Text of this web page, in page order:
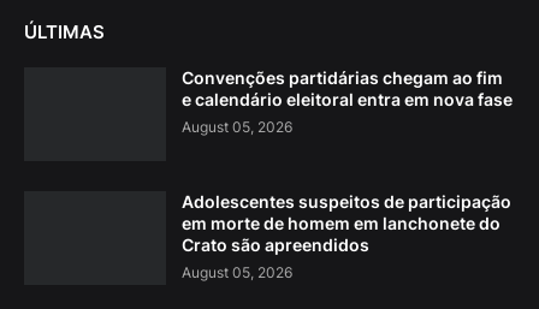
ÚLTIMAS
Convenções partidárias chegam ao fim
e calendário eleitoral entra em nova fase
August 05, 2026
Adolescentes suspeitos de participação
em morte de homem em lanchonete do
Crato são apreendidos
August 05, 2026